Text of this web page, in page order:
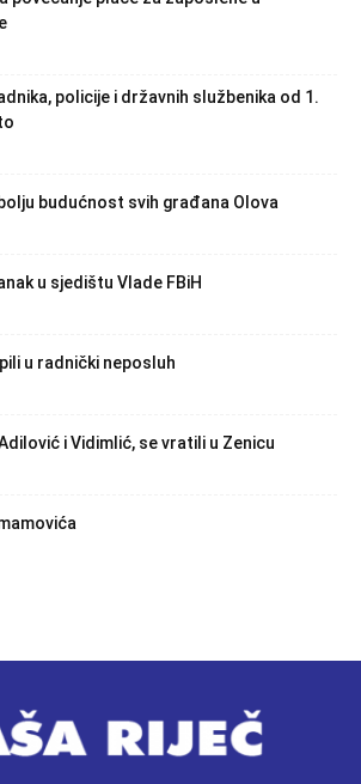
policije i državnih službenika od 1.
budućnost svih građana Olova
u sjedištu Vlade FBiH
u radnički neposluh
i Vidimlić, se vratili u Zenicu